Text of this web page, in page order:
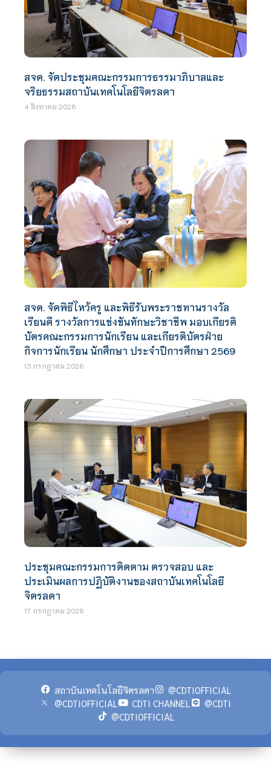
สจด. จัดประชุมคณะกรรมการธรรมาภิบาลและ
จริยธรรมสถาบันเทคโนโลยีจิตรลดา
4 สิงหาคม 2026
สจด. จัดพิธีไหว้ครู และพิธีรับพระราชทานรางวัล
เรียนดี รางวัลการแข่งขันทักษะวิชาชีพ มอบเกียรติ
บัตรคณะกรรมการนักเรียน และเกียรติบัตรฝ่าย
กิจการนักเรียน นักศึกษา ประจำปีการศึกษา 2569
13 กรกฎาคม 2026
ประชุมคณะกรรมการติดตาม ตรวจสอบ และ
ประเมินผลการปฏิบัติงานของสถาบันเทคโนโลยี
จิตรลดา
17 กรกฎาคม 2026
สถาบันเทคโนโลยีจิตรลดา
@CDTIOFFICIAL
@CDTIOFFICIAL
CDTI CHANNEL
@CDTI
@CDTIOFFICIAL